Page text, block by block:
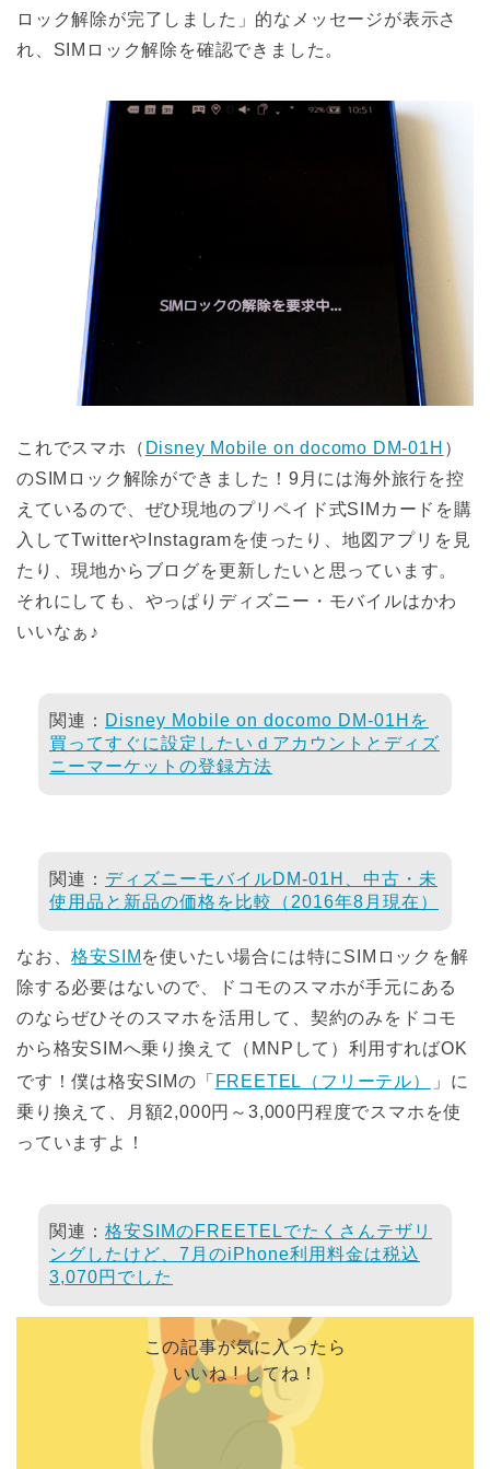
ロック解除が完了しました」的なメッセージが表示さ
れ、SIMロック解除を確認できました。
これでスマホ（ Disney Mobile on docomo DM-01H ）
のSIMロック解除ができました！9月には海外旅行を控
えているので、ぜひ現地のプリペイド式SIMカードを購
入してTwitterやInstagramを使ったり、地図アプリを見
たり、現地からブログを更新したいと思っています。
それにしても、やっぱりディズニー・モバイルはかわ
いいなぁ♪
関連： Disney Mobile on docomo DM-01Hを
買ってすぐに設定したいｄアカウントとディズ
ニーマーケットの登録方法
関連： ディズニーモバイルDM-01H、中古・未
使用品と新品の価格を比較（2016年8月現在）
なお、格安SIM を使いたい場合には特にSIMロックを解
除する必要はないので、ドコモのスマホが手元にある
のならぜひそのスマホを活用して、契約のみをドコモ
から格安SIMへ乗り換えて（MNPして）利用すればOK
です！僕は格安SIMの「 FREETEL（フリーテル）
」に
乗り換えて、月額2,000円～3,000円程度でスマホを使
っていますよ！
関連： 格安SIMのFREETELでたくさんテザリ
ングしたけど、7月のiPhone利用料金は税込
3,070円でした
この記事が気に入ったら
いいね ! してね！